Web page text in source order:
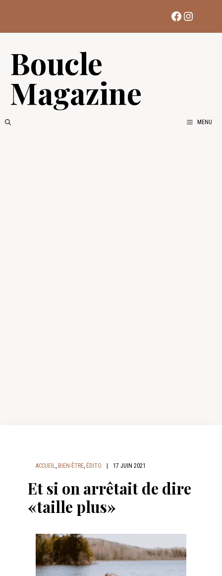
contenu
Facebook
Boucle
Magazine
MENU
ACCUEIL, BIEN-ÊTRE, ÉDITO 17 JUIN 2021
Et si on arrêtait de dire
«taille plus»